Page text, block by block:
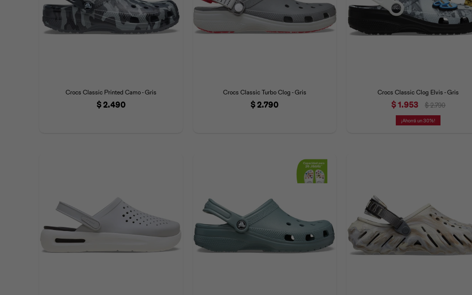
Crocs Classic Printed Camo - Gris
$2.490
Crocs Classic Turbo Clog - Gris
$2.790
Crocs Classic Clog Elvis - Gris
$1.953 $ 2.790
30